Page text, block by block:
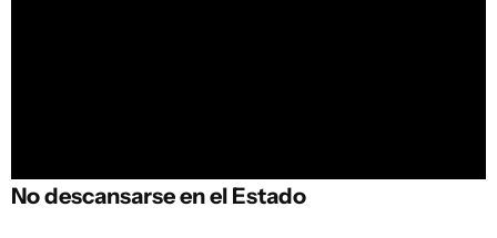
No descansarse en el Estado